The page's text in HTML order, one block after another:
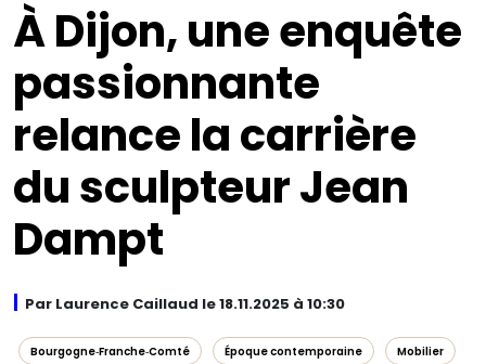
À Dijon, une enquête
passionnante
relance la carrière
du sculpteur Jean
Dampt
Par Laurence Caillaud le 18.11.2025 à 10:30
Bourgogne‑Franche‑Comté Époque contemporaine Mobilier